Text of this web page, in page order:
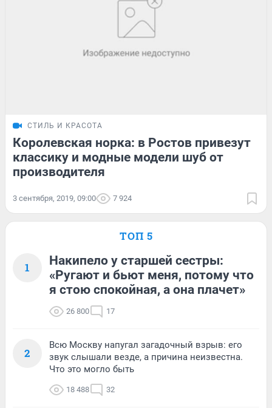
СТИЛЬ И КРАСОТА
Королевская норка: в Ростов привезут
классику и модные модели шуб от
производителя
3 сентября, 2019, 09:00 7 924
ТОП 5
1
Накипело у старшей сестры:
«Ругают и бьют меня, потому что
я стою спокойная, а она плачет»
26 800 17
2
Всю Москву напугал загадочный взрыв: его
звук слышали везде, а причина неизвестна.
Что это могло быть
18 488 32